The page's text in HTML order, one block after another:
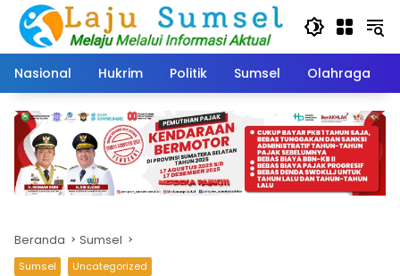
Langsung
konten
Nasional
Hukrim Politik Sumsel Olahraga
Beranda Sumsel
Sumsel Uncategorized